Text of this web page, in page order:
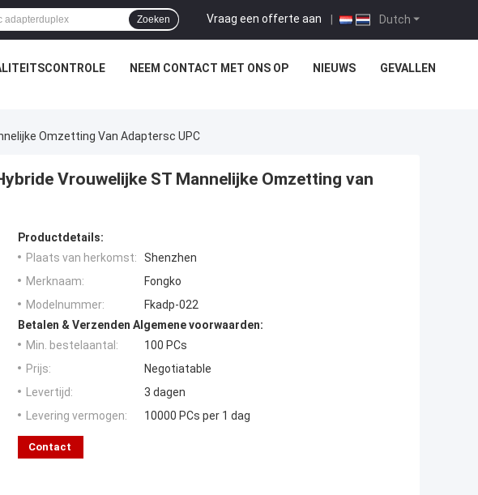
Dutch
Vraag een offerte aan |
Zoeken
NEEM CONTACT MET ONS OP NIEUWS GEVALLEN
Omzetting Van Adaptersc UPC
Vrouwelijke ST Mannelijke Omzetting van
Productdetails:
Plaats van herkomst:
Shenzhen
Merknaam:
Fongko
Modelnummer:
Fkadp-022
Betalen & Verzenden Algemene voorwaarden:
Min. bestelaantal:
100 PCs
Prijs:
Negotiatable
Levertijd:
3 dagen
Levering vermogen:
10000 PCs per 1 dag
Contact